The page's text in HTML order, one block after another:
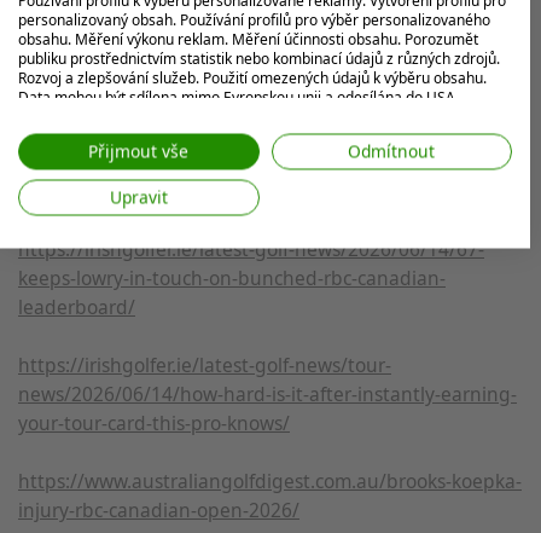
Průběžné výsledky turnaje naleznetezde »
Zdroj:
https://golf.com/lifestyle/wyndham-clark-usa-hockey-
jersey/
https://irishgolfer.ie/latest-golf-news/2026/06/14/67-
keeps-lowry-in-touch-on-bunched-rbc-canadian-
leaderboard/
https://irishgolfer.ie/latest-golf-news/tour-
news/2026/06/14/how-hard-is-it-after-instantly-earning-
your-tour-card-this-pro-knows/
https://www.australiangolfdigest.com.au/brooks-koepka-
injury-rbc-canadian-open-2026/
personalizovaný obsah. Používání profilů pro výběr personalizovaného
obsahu. Měření výkonu reklam. Měření účinnosti obsahu. Porozumět
publiku prostřednictvím statistik nebo kombinací údajů z různých zdrojů.
Rozvoj a zlepšování služeb. Použití omezených údajů k výběru obsahu.
Data mohou být sdílena mimo Evropskou unii a odesílána do USA.
web/aplikaci.
Zobrazit seznam partnerů (7 Prodejci IAB)
Vaše údaje používáme pro následující účely:
Ukládání a/nebo přístup k informacím v
zařízení
Vytváření profilů pro personalizovanou
reklamu
reklamy
Přijmout vše
Odmítnout
Upravit